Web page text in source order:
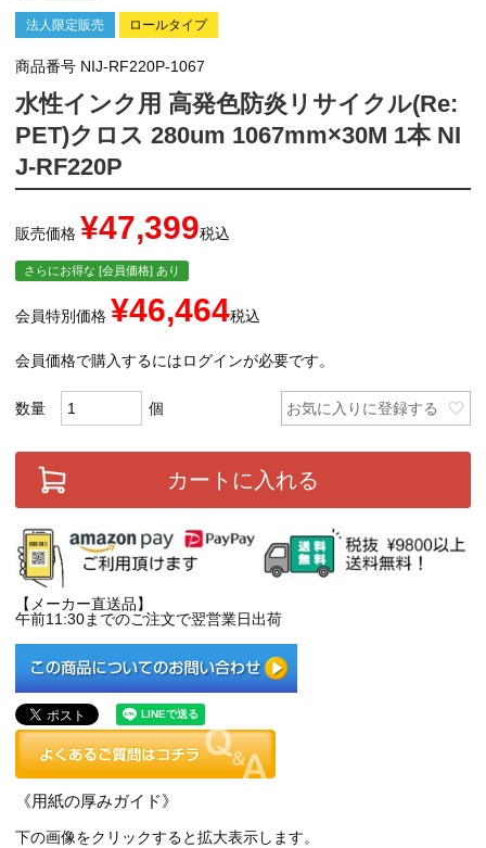
法人限定販売 ロールタイプ
商品番号 NIJ-RF220P-1067
水性インク用 高発色防炎リサイクル(Re:
PET)クロス 280um 1067mm×30M 1本 NI
J-RF220P
販売価格 ¥47,399税込
さらにお得な [会員価格] あり
会員特別価格 ¥46,464税込
会員価格で購入するにはログインが必要です。
お気に入りに登録する
カートに入れる
【メーカー直送品】
午前11:30までのご注文で翌営業日出荷
《用紙の厚みガイド》
下の画像をクリックすると拡大表示します。